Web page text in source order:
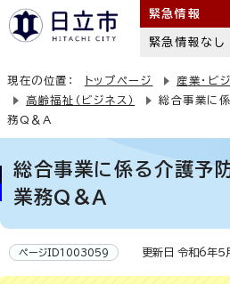
緊急情報
緊急情報なし
現在の位置： トップページ 産業・ビ
高齢福祉（ビジネス）
総合事業に
務Q＆A
総合事業に係る介護予
業務Q＆A
ページID1003059 更新日 令和6年5